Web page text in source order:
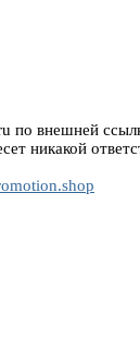
по внешней
никакой